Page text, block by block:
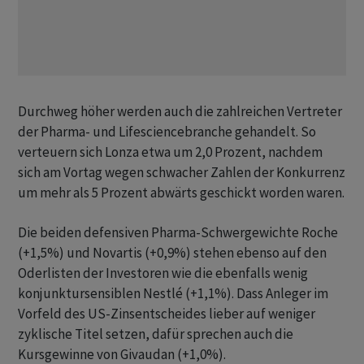
Durchweg höher werden auch die zahlreichen Vertreter
der Pharma- und Lifesciencebranche gehandelt. So
verteuern sich Lonza etwa um 2,0 Prozent, nachdem
sich am Vortag wegen schwacher Zahlen der Konkurrenz
um mehr als 5 Prozent abwärts geschickt worden waren.
Die beiden defensiven Pharma-Schwergewichte Roche
(+1,5%) und Novartis (+0,9%) stehen ebenso auf den
Oderlisten der Investoren wie die ebenfalls wenig
konjunktursensiblen Nestlé (+1,1%). Dass Anleger im
Vorfeld des US-Zinsentscheides lieber auf weniger
zyklische Titel setzen, dafür sprechen auch die
Kursgewinne von Givaudan (+1,0%).